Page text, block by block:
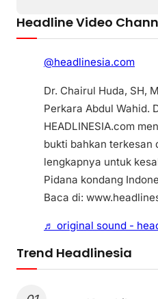
Headline Video
@headlinesia.com
Dr. Chairul Huda, SH,
Perkara Abdul Wahid.
HEADLINESIA.com
bukti bahkan terkesan
lengkapnya untuk
Pidana kondang
Baca di:
♬ original sound -
Trend Headlinesia